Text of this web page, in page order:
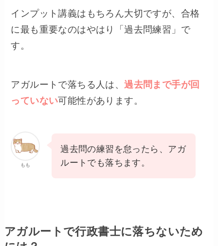
インプット講義はもちろん大切ですが、合格
に最も重要なのはやはり「過去問練習」で
す。
アガルートで落ちる人は、過去問まで手が回
っていない可能性があります。
もも
過去問の練習を怠ったら、アガ
ルートでも落ちます。
アガルートで行政書士に落ちないため